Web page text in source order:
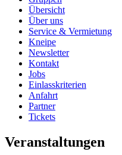
Übersicht
Über uns
Service & Vermietung
Kneipe
Newsletter
Kontakt
Jobs
Einlasskriterien
Anfahrt
Partner
Tickets
Veranstaltungen